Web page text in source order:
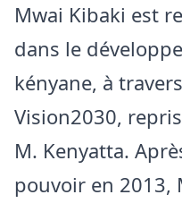
Mwai Kibaki est
dans le
kényane, à
Vision2030,
M. Kenyatta.
pouvoir en 2013,